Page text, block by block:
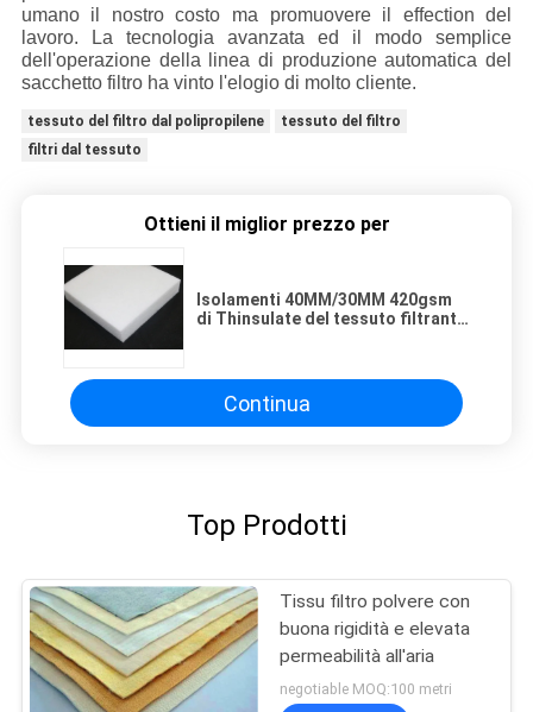
umano il nostro costo ma promuovere il effection del
lavoro. La tecnologia avanzata ed il modo semplice
dell'operazione della linea di produzione automatica del
sacchetto filtro ha vinto l'elogio di molto cliente.
tessuto del filtro dal polipropilene
tessuto del filtro
filtri dal tessuto
Ottieni il miglior prezzo per
Isolamenti 40MM/30MM 420gsm
di Thinsulate del tessuto filtrante
Continua
Top Prodotti
Tissu filtro polvere con
buona rigidità e elevata
permeabilità all'aria
negotiable MOQ:100 metri